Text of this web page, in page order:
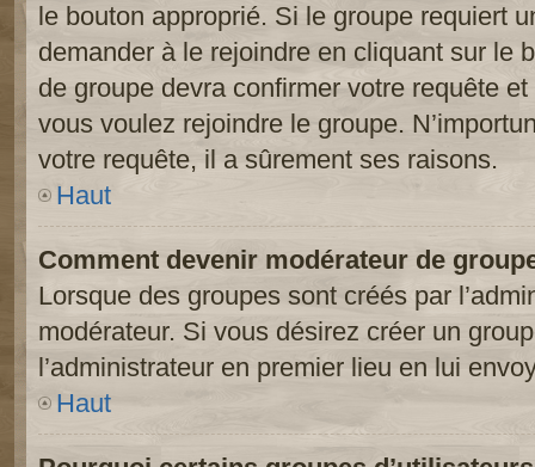
le bouton approprié. Si le groupe requiert
demander à le rejoindre en cliquant sur le
de groupe devra confirmer votre requête
vous voulez rejoindre le groupe.
votre requête, il a sûrement ses raisons.
Haut
Comment devenir modérateur de
Lorsque des groupes sont créés par
modérateur. Si vous désirez créer un
l’administrateur en premier lieu en lui
Haut